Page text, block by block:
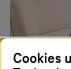
Ategris
Cookies